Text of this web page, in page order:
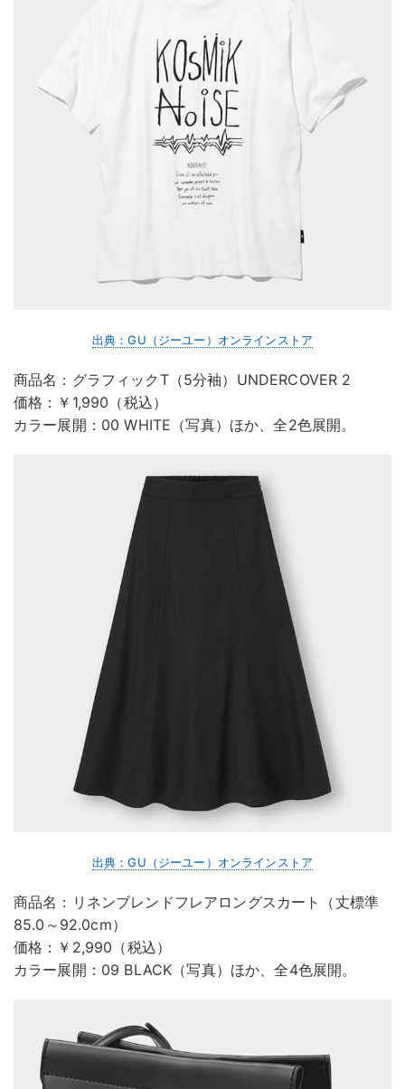
出典：GU（ジーユー）オンラインストア
商品名：グラフィックT（5分袖）UNDERCOVER 2
価格：￥1,990（税込）
カラー展開：00 WHITE（写真）ほか、全2色展開。
出典：GU（ジーユー）オンラインストア
商品名：リネンブレンドフレアロングスカート（丈標準
85.0～92.0cm）
価格：￥2,990（税込）
カラー展開：09 BLACK（写真）ほか、全4色展開。